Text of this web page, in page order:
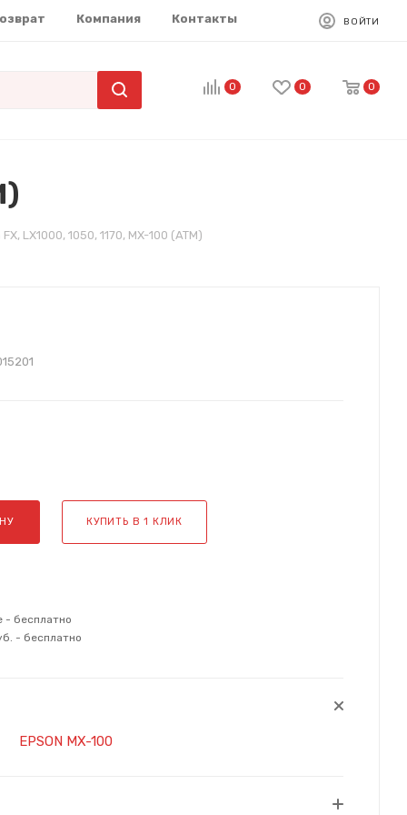
Компания Контакты ВОЙТИ
0 0 0
LX1000, 1050, 1170, MX-100 (ATM)
КУПИТЬ В 1 КЛИК
- бесплатно
- бесплатно
EPSON MX-100